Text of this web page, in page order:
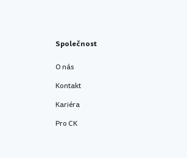
Společnost
O nás
Kontakt
Kariéra
Pro CK